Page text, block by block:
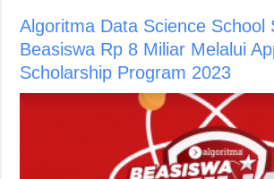
Algoritma Data Science School
Beasiswa Rp 8 Miliar Melalui
Scholarship Program 2023